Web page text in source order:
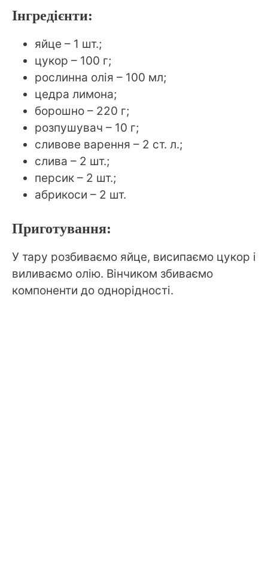
Інгредієнти:
яйце – 1 шт.;
цукор – 100 г;
рослинна олія – 100 мл;
цедра лимона;
борошно – 220 г;
розпушувач – 10 г;
сливове варення – 2 ст. л.;
слива – 2 шт.;
персик – 2 шт.;
абрикоси – 2 шт.
Приготування:
У тару розбиваємо яйце, висипаємо цукор і
виливаємо олію. Вінчиком збиваємо
компоненти до однорідності.